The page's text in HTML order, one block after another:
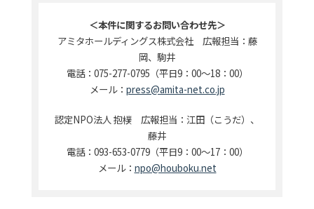
＜本件に関するお問い合わせ先＞
アミタホールディングス株式会社 広報担当：藤
岡、駒井
電話：075-277-0795（平日9：00～18：00）
メール： press@amita-net.co.jp
認定NPO法人 抱樸 広報担当：江田（こうだ）、
藤井
電話：093-653-0779（平日9：00～17：00）
メール： npo@houboku.net